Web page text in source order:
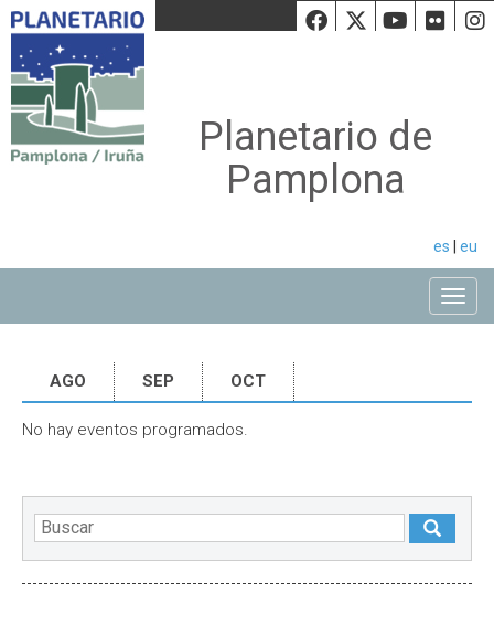
Facebook
Twiiter
Planetario de
Pamplona
es eu
AGO SEP OCT
No hay eventos programados.